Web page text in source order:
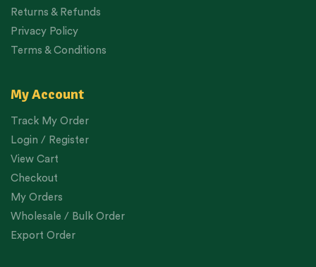
Returns & Refunds
Privacy Policy
Terms & Conditions
My Account
Track My Order
Login / Register
View Cart
Checkout
My Orders
Wholesale / Bulk Order
Export Order